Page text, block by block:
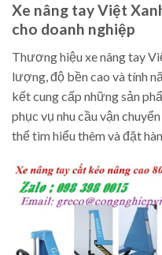
Xe nâng tay Việt
cho doanh nghiệp
Thương hiệu xe nâng tay
lượng, độ bền cao và tính
kết cung cấp những sản
phục vụ nhu cầu vận
thể tìm hiểu thêm và đặt